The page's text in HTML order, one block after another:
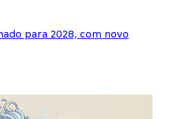
para 2028, com novo